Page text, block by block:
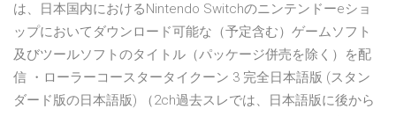
は、日本国内におけるNintendo Switchのニンテンドーeショ
ップにおいてダウンロード可能な（予定含む）ゲームソフト
及びツールソフトのタイトル（パッケージ併売を除く）を配
信 ・ローラーコースタータイクーン 3 完全日本語版 (スタン
ダード版の日本語版) （2ch過去スレでは、日本語版に後から